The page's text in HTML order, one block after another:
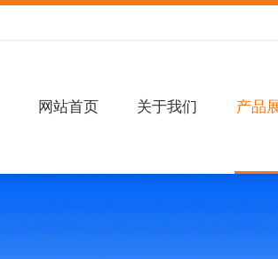
网站首页 关于我们 产品